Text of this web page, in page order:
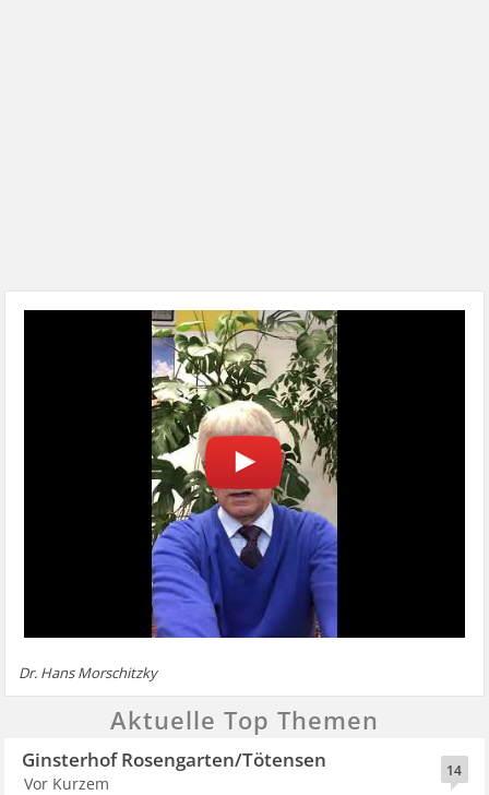
Dr. Hans Morschitzky
Aktuelle Top Themen
14
Ginsterhof Rosengarten/Tötensen
Vor Kurzem